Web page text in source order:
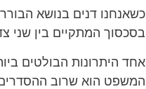
כשאנחנו דנים בנושא
בסכסוך המתקיים בין שני
אחד היתרונות הבולטים
המשפט הוא שרוב